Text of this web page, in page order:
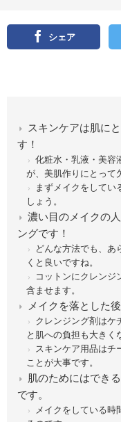
シェア
スキンケアは肌に
す！
化粧水・乳液・美容
が、美肌作りにとって
まずメイクをしてい
しょう。
濃い目のメイクの
ングです！
どんな方法でも、あ
くと良いですね。
コットンにクレンジ
含ませます。
メイクを落とした
クレンジング剤はケ
と肌への負担も大きく
スキンケア用品はチ
ことが大事です。
肌のためにはでき
です。
メイクをしている時